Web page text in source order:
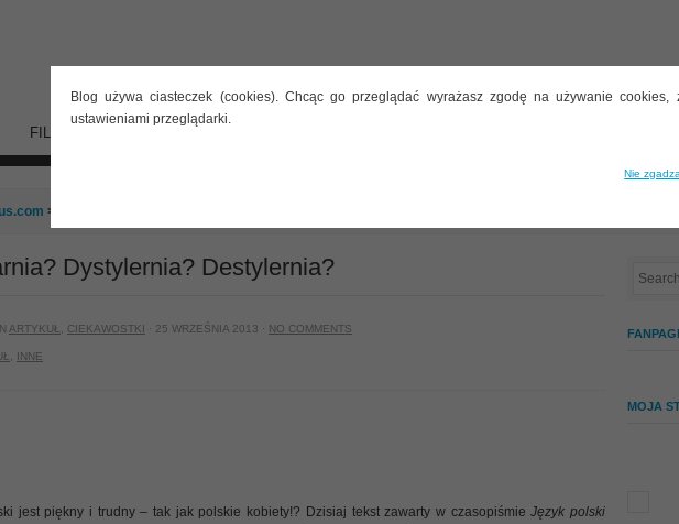
Blog używa ciasteczek (cookies). Chcąc go przeglądać wyrażasz zgodę na używanie cookies,
ustawieniami przeglądarki.
Nie
FILMY
>
Dystylernia? Destylernia?
ARTYKUŁ CIEKAWOSTKI · 25 WRZEŚNIA 2013 · NO COMMENTS
INNE
jest piękny i trudny – tak jak polskie kobiety!? Dzisiaj tekst zawarty w czasopiśmieJęzyk polski
MOJA